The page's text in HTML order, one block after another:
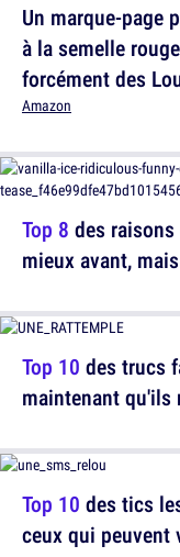
Top 8 des
mieux avant,
Top 10 des tics
ceux qui peuvent
Un marque-page
à la semelle
forcément des
Amazon
Top 10 des trucs
maintenant qu'ils